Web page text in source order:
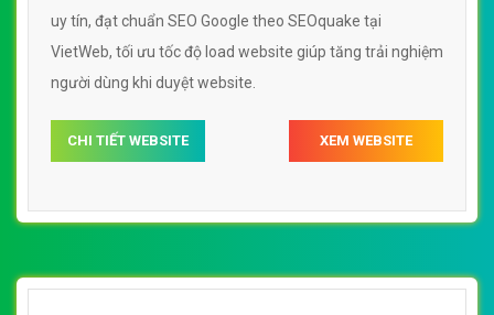
uy tín, đạt chuẩn SEO Google theo SEOquake tại
VietWeb, tối ưu tốc độ load website giúp tăng trải nghiệm
người dùng khi duyệt website.
CHI TIẾT WEBSITE XEM WEBSITE